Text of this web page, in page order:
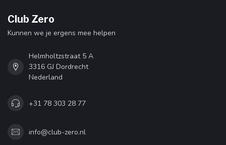
Club Zero
Kunnen we je ergens mee helpen
Helmholtzstraat 5 A
3316 GJ Dordrecht
Nederland
+31 78 303 28 77
info@club-zero.nl